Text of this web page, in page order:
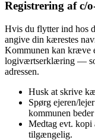
Registrering af c/
Hvis du flytter ind hos
angive din kærestes
Kommunen kan kræve
logiværtserklæring —
adressen.
Husk at skrive
Spørg ejeren/
kommunen
Medtag evt. kopi
tilgængelig.